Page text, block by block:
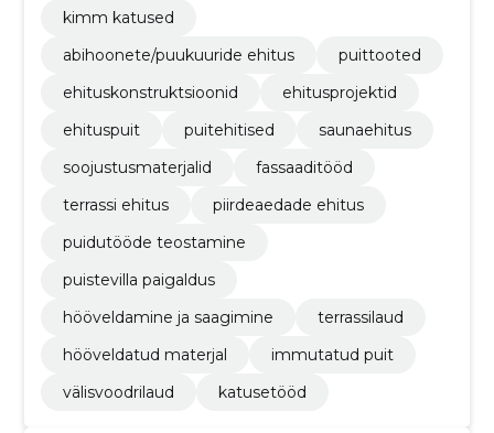
kimm katused
abihoonete/puukuuride ehitus
puittooted
ehituskonstruktsioonid
ehitusprojektid
ehituspuit
puitehitised
saunaehitus
soojustusmaterjalid
fassaaditööd
terrassi ehitus
piirdeaedade ehitus
puidutööde teostamine
puistevilla paigaldus
hööveldamine ja saagimine
terrassilaud
hööveldatud materjal
immutatud puit
välisvoodrilaud
katusetööd